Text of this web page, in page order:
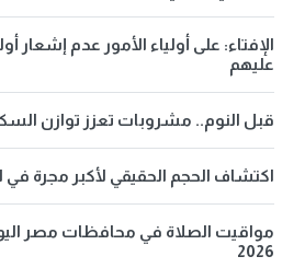
الإفتاء: على أولياء الأمور عدم
عليهم
قبل النوم.. مشروبات تعزز توازن
اكتشاف الحجم الحقيقي لأكبر مجرة في
2026